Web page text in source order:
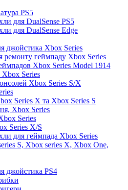
PS5
для DualSense PS5
для DualSense Edge
джойстика Xbox Series
ремонту геймпаду Xbox Series
Xbox Series Model 1914
Series
Xbox Series S/X
Series X та Xbox Series S
Xbox Series
Series
Series X/S
для геймпада Xbox Series
S, Xbox series X, Xbox One,
джойстика PS4